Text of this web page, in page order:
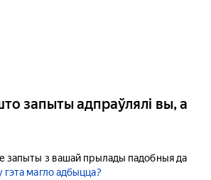
запыты адпраўлялі вы, а
запыты з вашай прылады падобныя да
гэта магло адбыцца?